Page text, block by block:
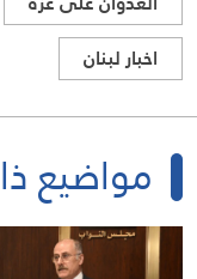
اخبار لبنان
مواضيع